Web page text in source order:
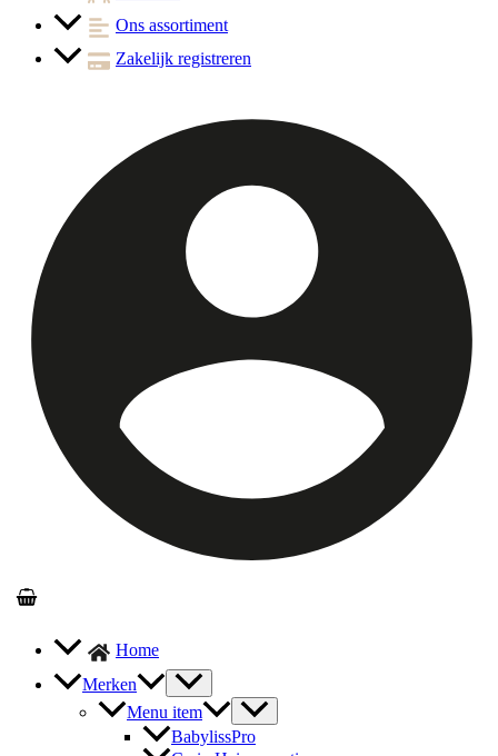
Ons assortiment
Zakelijk registreren
Home
Merken
Menu item
BabylissPro